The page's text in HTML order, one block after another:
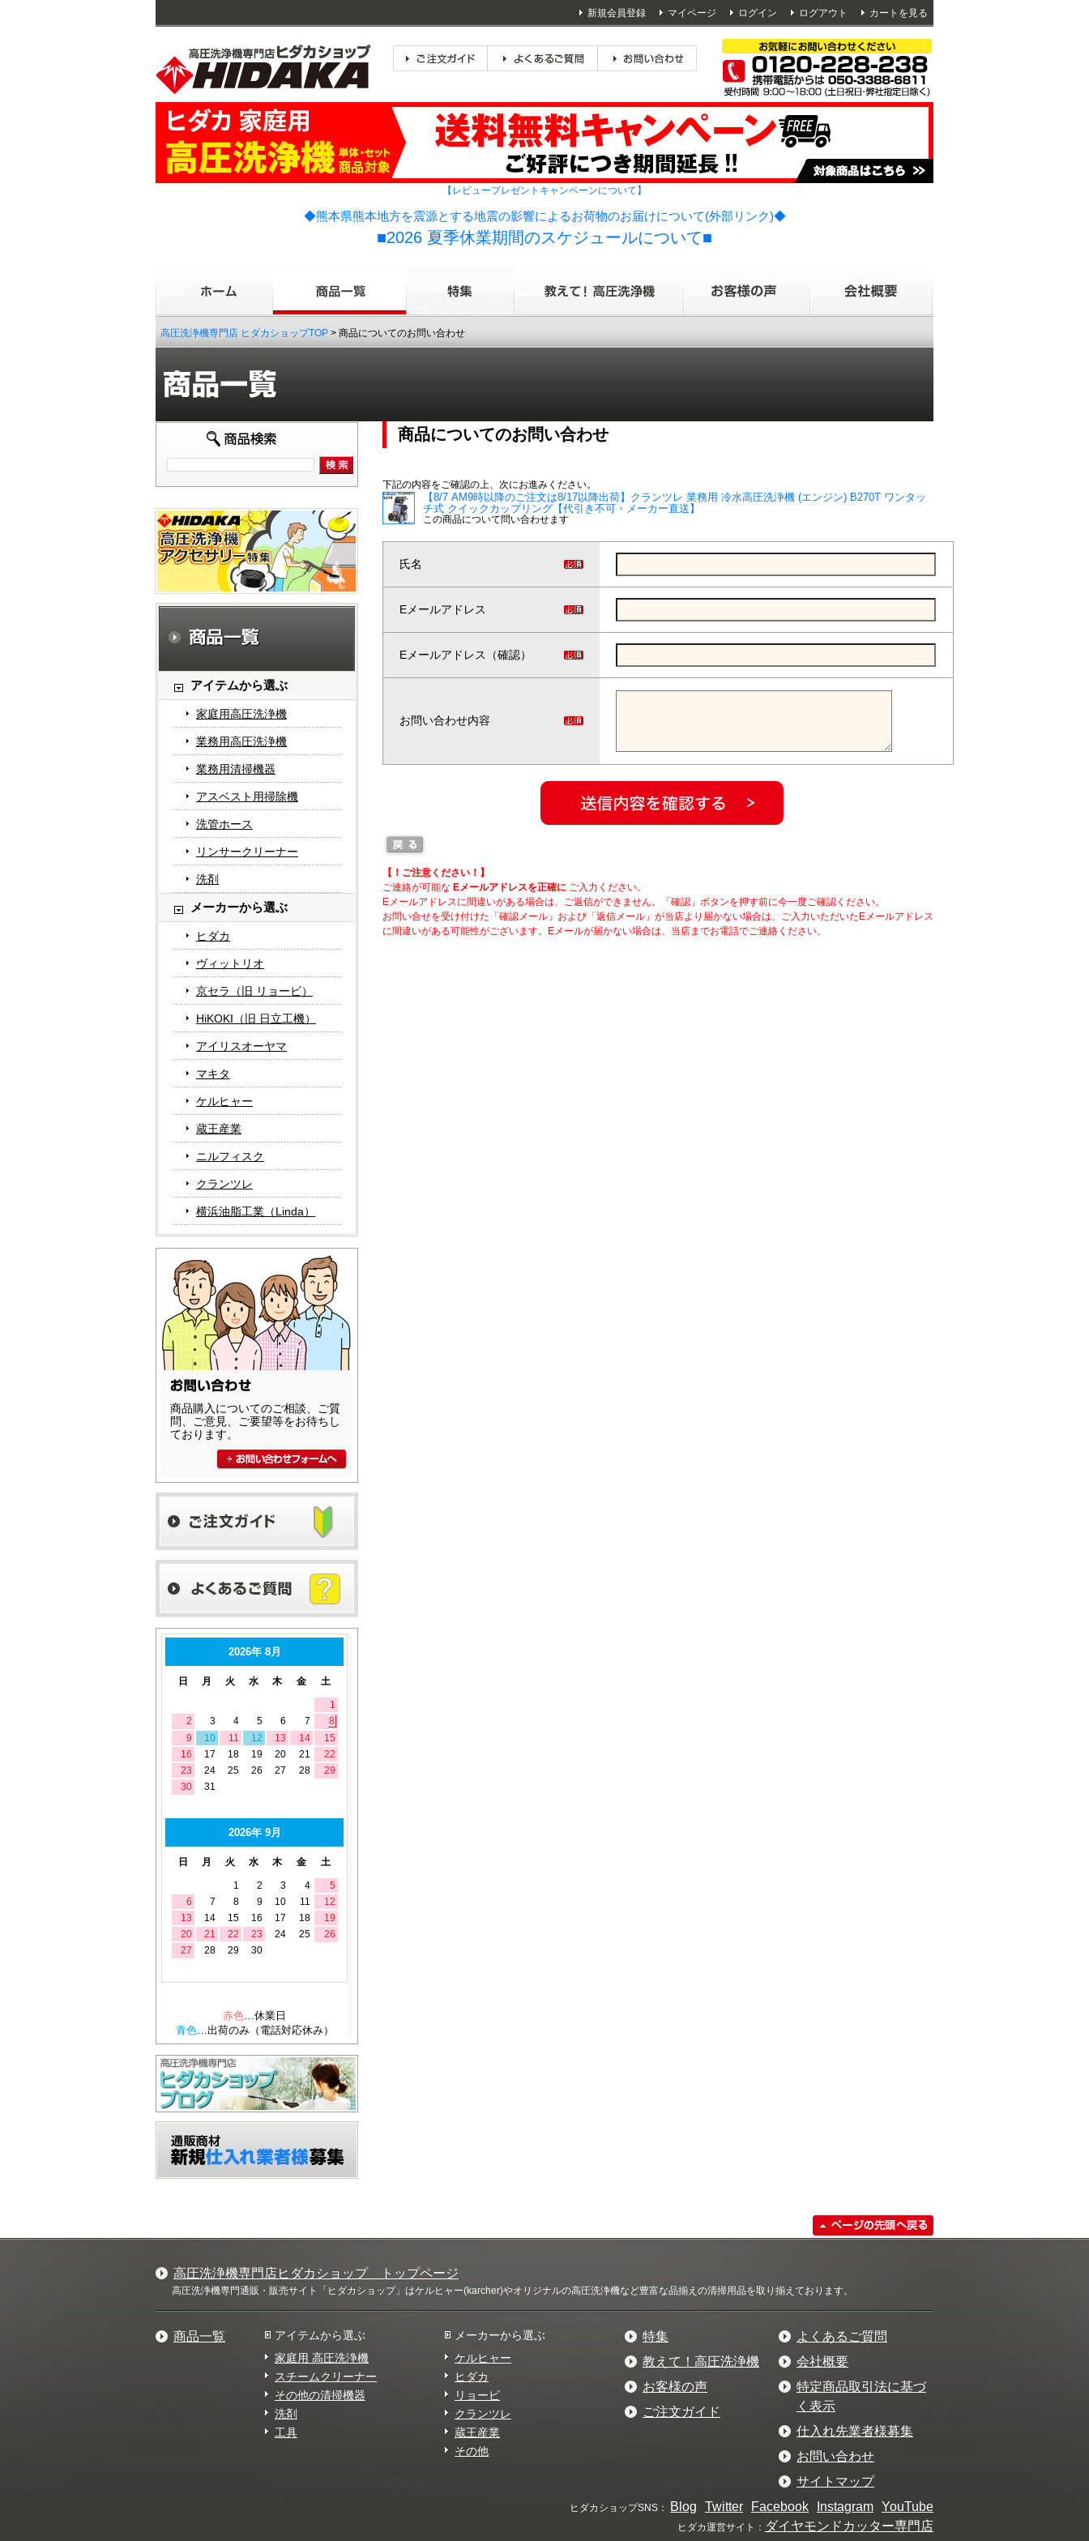
新規会員登録 マイページ ログイン ログアウト カートを見る
【レビュープレゼントキャンペーンについて】
◆熊本県熊本地方を震源とする地震の影響によるお荷物のお届けについて(外部リンク)◆
■2026 夏季休業期間のスケジュールについて■
高圧洗浄機専門店 ヒダカショップTOP > 商品についてのお問い合わせ
アイテムから選ぶ
家庭用高圧洗浄機
業務用高圧洗浄機
業務用清掃機器
アスベスト用掃除機
洗管ホース
リンサークリーナー
洗剤
メーカーから選ぶ
ヒダカ
ヴィットリオ
京セラ（旧 リョービ）
HiKOKI（旧 日立工機）
アイリスオーヤマ
マキタ
ケルヒャー
蔵王産業
ニルフィスク
クランツレ
横浜油脂工業（Linda）
商品購入についてのご相談、ご質
問、ご意見、ご要望等をお待ちし
ております。
商品についてのお問い合わせ
下記の内容をご確認の上、次にお進みください。
【8/7 AM9時以降のご注文は8/17以降出荷】クランツレ 業務用 冷水高圧洗浄機 (エンジン) B270T ワンタッ
チ式 クイックカップリング【代引き不可・メーカー直送】
この商品について問い合わせます
氏名
Eメールアドレス
Eメールアドレス（確認）
お問い合わせ内容
【！ご注意ください！】
ご連絡が可能な Eメールアドレスを正確に ご入力ください。
Eメールアドレスに間違いがある場合は、ご返信ができません。「確認」ボタンを押す前に今一度ご確認ください。
お問い合せを受け付けた「確認メール」および「返信メール」が当店より届かない場合は、ご入力いただいたEメールアドレス
に間違いがある可能性がございます。Eメールが届かない場合は、当店までお電話でご連絡ください。
高圧洗浄機専門店ヒダカショップ トップページ
高圧洗浄機専門通販・販売サイト「ヒダカショップ」はケルヒャー(karcher)やオリジナルの高圧洗浄機など豊富な品揃えの清掃用品を取り揃えております。
商品一覧
アイテムから選ぶ
家庭用 高圧洗浄機
スチームクリーナー
その他の清掃機器
洗剤
工具
メーカーから選ぶ
ケルヒャー
ヒダカ
リョービ
クランツレ
蔵王産業
その他
特集
教えて！高圧洗浄機
お客様の声
ご注文ガイド
よくあるご質問
会社概要
特定商品取引法に基づ
く表示
仕入れ先業者様募集
お問い合わせ
サイトマップ
ヒダカショップSNS： Blog Twitter Facebook Instagram YouTube
ヒダカ運営サイト： ダイヤモンドカッター専門店